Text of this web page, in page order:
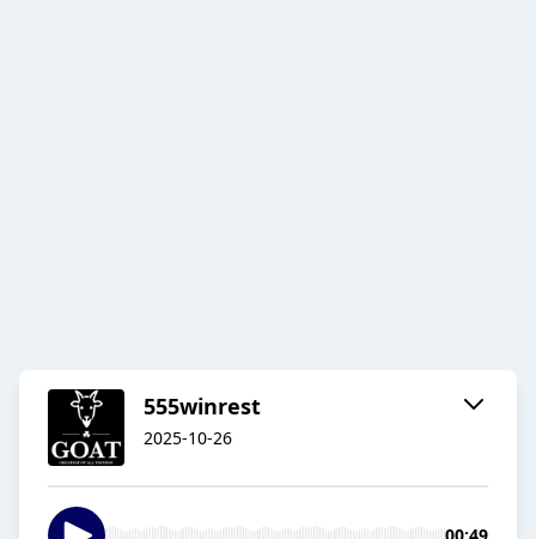
555winrest
2025-10-26